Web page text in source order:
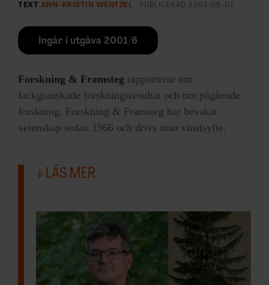
TEXT ANN-KRISTIN WENTZEL PUBLICERAD 2001-09-01
Ingår i utgåva 2001/6
Forskning & Framsteg rapporterar om
fackgranskade forskningsresultat och om pågående
forskning. Forskning & Framsteg har bevakat
vetenskap sedan 1966 och drivs utan vinstsyfte.
LÄS MER